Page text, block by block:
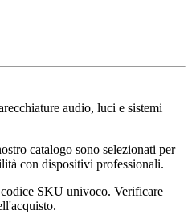
audio, luci e sistemi
catalogo sono selezionati per
con dispositivi professionali.
SKU univoco. Verificare